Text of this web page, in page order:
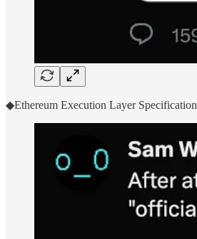
◆Ethereum Execution Layer Specification